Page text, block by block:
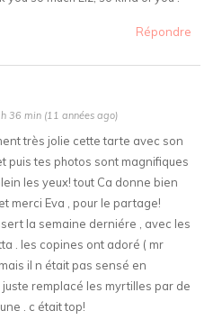
Répondre
36 min (11 années ago)
très jolie cette tarte avec son
puis tes photos sont magnifiques
les yeux! tout Ca donne bien
merci Eva , pour le partage!
la semaine derniére , avec les
. les copines ont adoré ( mr
il n était pas sensé en
juste remplacé les myrtilles par de
. c était top!